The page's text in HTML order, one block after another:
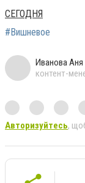
СЕГОДНЯ
#Вишневое
Иванова Аня
контент-
Авторизуйтесь,